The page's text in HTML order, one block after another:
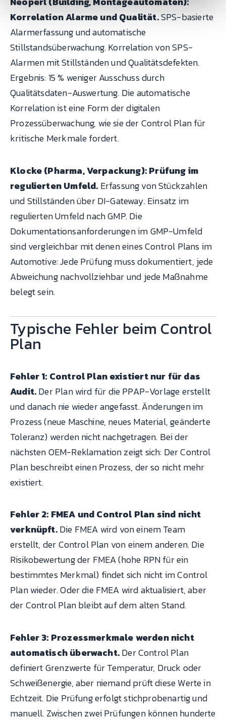
Korrelation Alarme und Qualität.SPS-basierte
Alarmerfassung und automatische
Stillstandsüberwachung. Korrelation von SPS-
Alarmen mit Stillständen und Qualitätsdefekten.
Ergebnis: 15 % weniger Ausschuss durch
Qualitätsdaten-Auswertung. Die automatische
Korrelation ist eine Form der digitalen
Prozessüberwachung, wie sie der Control Plan für
kritische Merkmale fordert.
Klocke (Pharma, Verpackung): Prüfung im
regulierten Umfeld. Erfassung von Stückzahlen
und Stillständen über DI-Gateway. Einsatz im
regulierten Umfeld nach GMP. Die
Dokumentationsanforderungen im GMP-Umfeld
sind vergleichbar mit denen eines Control Plans im
Automotive: Jede Prüfung muss dokumentiert, jede
Abweichung nachvollziehbar und jede Maßnahme
belegt sein.
Typische Fehler beim Control
Plan
Fehler 1: Control Plan existiert nur für das
Audit.Der Plan wird für die PPAP-Vorlage erstellt
und danach nie wieder angefasst. Änderungen im
Prozess (neue Maschine, neues Material, geänderte
Toleranz) werden nicht nachgetragen. Bei der
nächsten OEM-Reklamation zeigt sich: Der Control
Plan beschreibt einen Prozess, der so nicht mehr
existiert.
Fehler 2: FMEA und Control Plan sind nicht
verknüpft.Die FMEA wird von einem Team
erstellt, der Control Plan von einem anderen. Die
Risikobewertung der FMEA (hohe RPN für ein
bestimmtes Merkmal) findet sich nicht im Control
Plan wieder. Oder die FMEA wird aktualisiert, aber
der Control Plan bleibt auf dem alten Stand.
Fehler 3: Prozessmerkmale werden nicht
automatisch überwacht.Der Control Plan
definiert Grenzwerte für Temperatur, Druck oder
Schweißenergie, aber niemand prüft diese Werte in
Echtzeit. Die Prüfung erfolgt stichprobenartig und
manuell. Zwischen zwei Prüfungen können hunderte